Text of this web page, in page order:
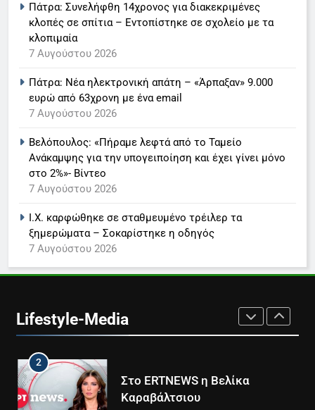
Πάτρα: Συνελήφθη 14χρονος για διακεκριμένες
κλοπές σε σπίτια – Εντοπίστηκε σε σχολείο με τα
κλοπιμαία
7 Αυγούστου 2026
Πάτρα: Νέα ηλεκτρονική απάτη – «Άρπαξαν» 9.000
ευρώ από 63χρονη με ένα email
7 Αυγούστου 2026
Βελόπουλος: «Πήραμε λεφτά από το Ταμείο
Ανάκαμψης για την υπογειποίηση και έχει γίνει μόνο
στο 2%»- Βίντεο
7 Αυγούστου 2026
Ι.Χ. καρφώθηκε σε σταθμευμένο τρέιλερ τα
ξημερώματα – Σοκαρίστηκε η οδηγός
7 Αυγούστου 2026
Lifestyle-Media
Στον ΑΝΤ1 η Σία Κοσιώνη- Η
ανακοίνωση του σταθμού
7
Τέλος από τον ΑΝΤ1 ο
LIFESTYLE-MEDIA
8
Times μαζί σε μια νέα
συνδρομητική πρόταση
LIFESTYLE-MEDIA
1
LIFESTYLE-MEDIA
2
Στο ERTNEWS η Βελίκα
Καραβάλτσιου